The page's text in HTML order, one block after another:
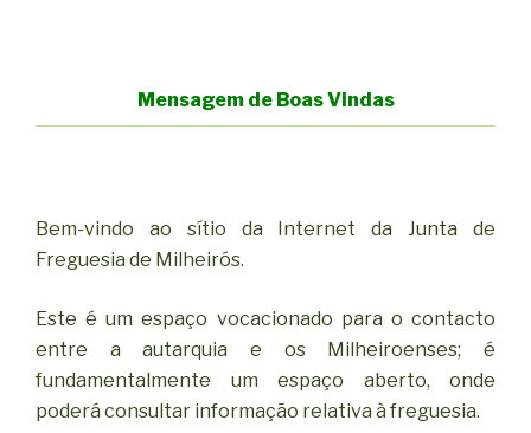
Mensagem de Boas Vindas
Bem-vindo ao sítio da Internet da Junta de
Freguesia de Milheirós.
Este é um espaço vocacionado para o contacto
entre a autarquia e os Milheiroenses; é
fundamentalmente um espaço aberto, onde
poderá consultar informação relativa à freguesia.